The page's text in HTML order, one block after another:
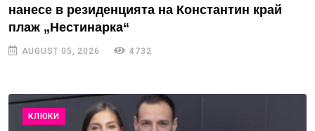
нанесе в резиденцията на Константин край
плаж „Нестинарка“
AUGUST 05, 2026 4732
КЛЮКИ